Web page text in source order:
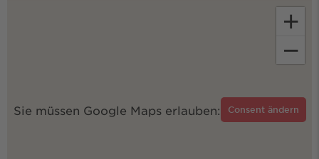
Sie müssen Google Maps erlauben: Consent ändern
+
−